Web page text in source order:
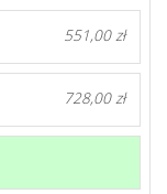
551,00 zł
728,00 zł